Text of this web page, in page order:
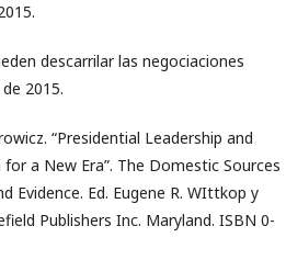
descarrilar las negociaciones
2015.
“Presidential Leadership and
a New Era”. The Domestic Sources
Evidence. Ed. Eugene R. WIttkop y
Publishers Inc. Maryland. ISBN 0-